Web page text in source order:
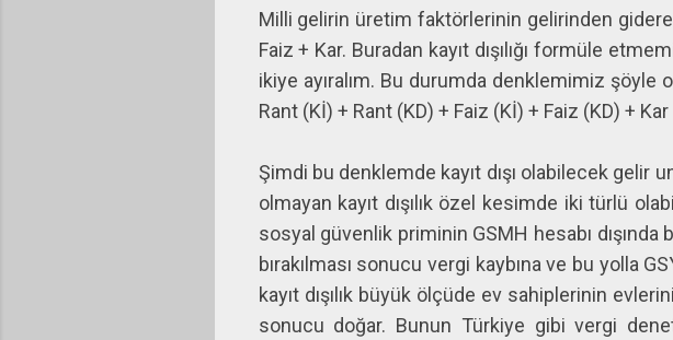
Milli gelirin üretim faktörlerinin gelirinden
Faiz + Kar. Buradan kayıt dışılığı formüle
ikiye ayıralım. Bu durumda denklemimiz şöyle
Rant (Kİ) + Rant (KD) + Faiz (Kİ) + Faiz (KD) +
Şimdi bu denklemde kayıt dışı olabilecek gelir
olmayan kayıt dışılık özel kesimde iki türlü
sosyal güvenlik priminin GSMH hesabı dışında
bırakılması sonucu vergi kaybına ve bu yolla
kayıt dışılık büyük ölçüde ev sahiplerinin
sonucu doğar. Bunun Türkiye gibi vergi